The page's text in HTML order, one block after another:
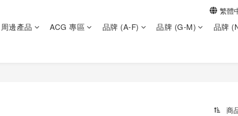
繁體
周邊產品 ACG 專區 品牌 (A-F) 品牌 (G-M)
品牌
商